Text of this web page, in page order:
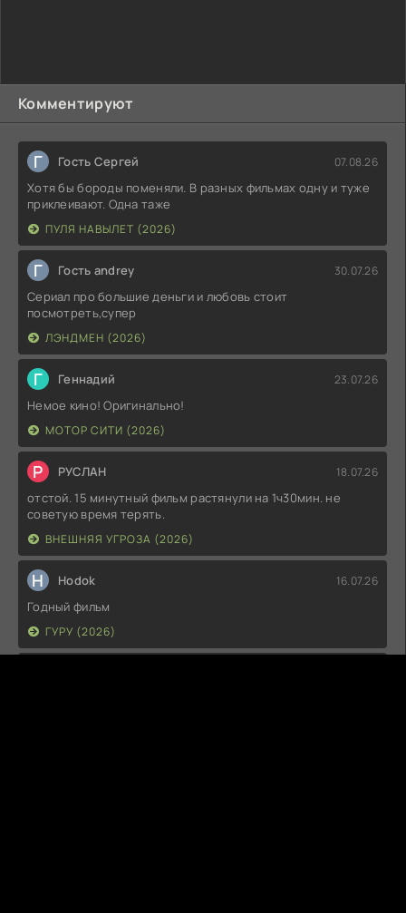
Комментируют
Г Гость Сергей 07.08.26
Хотя бы бороды поменяли. В разных фильмах одну и туже
приклеивают. Одна таже
ПУЛЯ НАВЫЛЕТ (2026)
Г Гость andrey 30.07.26
Сериал про большие деньги и любовь стоит
посмотреть,супер
ЛЭНДМЕН (2026)
Г Геннадий 23.07.26
Немое кино! Оригинально!
МОТОР СИТИ (2026)
Р РУСЛАН 18.07.26
отстой. 15 минутный фильм растянули на 1ч30мин. не
советую время терять.
ВНЕШНЯЯ УГРОЗА (2026)
H Hodok 16.07.26
Годный фильм
ГУРУ (2026)